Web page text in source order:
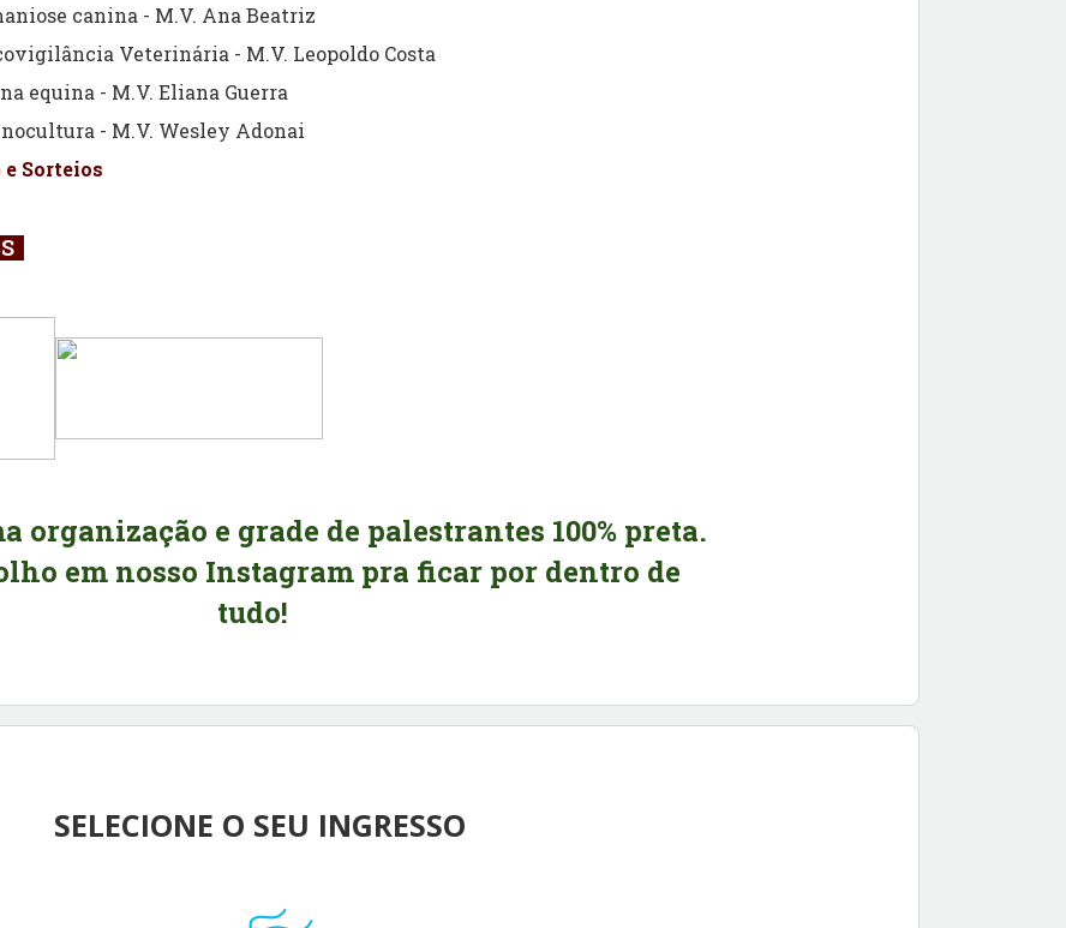
canina - M.V. Ana Beatriz
Veterinária - M.V. Leopoldo Costa
equina - M.V. Eliana Guerra
- M.V. Wesley Adonai
Sorteios
organização e grade de palestrantes 100% preta.
em nosso Instagram pra ficar por dentro de
tudo!
SELECIONE O SEU INGRESSO